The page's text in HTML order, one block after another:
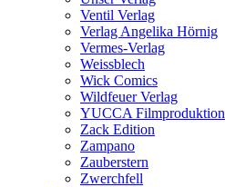
Ventil Verlag
Verlag Angelika Hörnig
Vermes-Verlag
Weissblech
Wick Comics
Wildfeuer Verlag
YUCCA Filmproduktion
Zack Edition
Zampano
Zauberstern
Zwerchfell